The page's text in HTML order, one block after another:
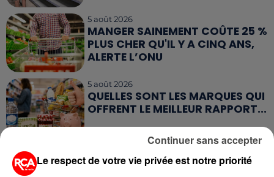
5 août 2026
MANGER SAINEMENT COÛTE 25 %
PLUS CHER QU'IL Y A CINQ ANS,
ALERTE L’ONU
5 août 2026
QUELLES SONT LES MARQUES QUI
OFFRENT LE MEILLEUR RAPPORT...
Le respect de votre vie privée est notre priorité
Continuer sans accepter